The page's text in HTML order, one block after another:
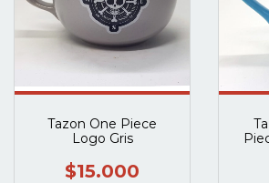
Tazon One Piece
Logo Gris
$15.000